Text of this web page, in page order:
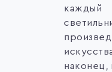
каждый
наконец,